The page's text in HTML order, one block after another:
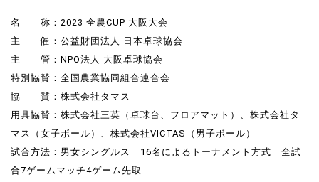
名 称：2023 全農CUP 大阪大会
主 催：公益財団法人 日本卓球協会
主 管：NPO法人 大阪卓球協会
特別協賛：全国農業協同組合連合会
協 賛：株式会社タマス
用具協賛：株式会社三英（卓球台、フロアマット）、株式会社タ
マス（女子ボール）、株式会社VICTAS（男子ボール）
試合方法：男女シングルス 16名によるトーナメント方式 全試
合7ゲームマッチ4ゲーム先取